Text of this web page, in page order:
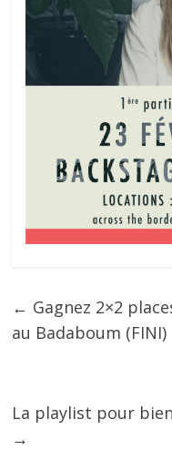
← Gagnez 2×2
au Badaboum (FINI)
La playlist pour
→